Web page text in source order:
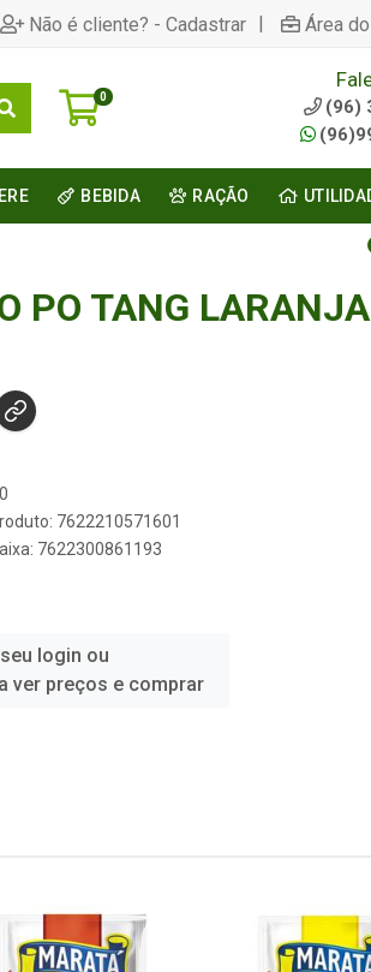
Não é cliente? - Cadastrar | Área
0
(96)
BEBIDA RAÇÃO
PO TANG LARANJA
7622210571601
7622300861193
login ou
ver preços e comprar